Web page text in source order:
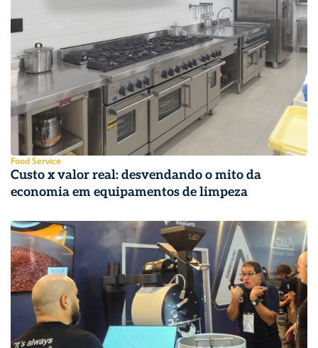
Food Service
Custo x valor real: desvendando o mito da
economia em equipamentos de limpeza